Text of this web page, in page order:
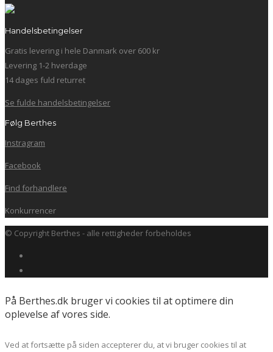
Handelsbetingelser
Gratis levering i hele Danmark over 600 kr
Levering 1-2 hverdage
14 dages fuld returret
Se fulde handelsbetingelser
Følg Berthes
Instragram
Facebook
Find forhandlere
Konkurrencer
© Copyright Berthes - alle rettigheder forbeholdes
På Berthes.dk bruger vi cookies til at optimere din
oplevelse af vores side.
Ved at fortsætte på siden accepterer du, at vi bruger cookies til at